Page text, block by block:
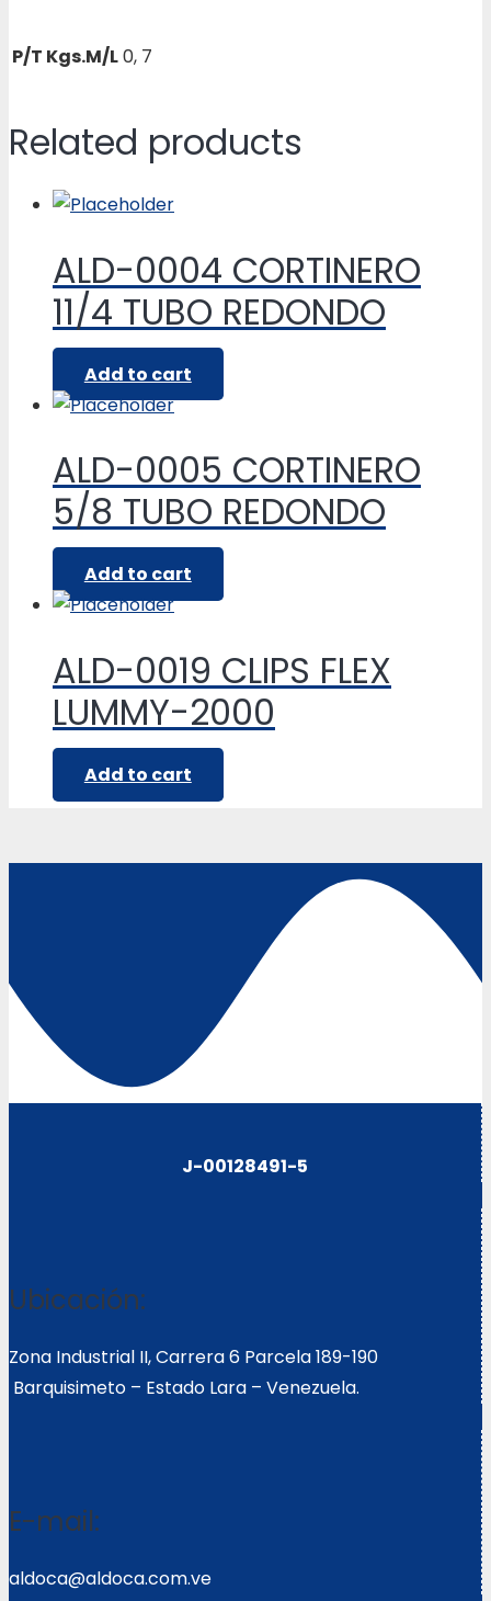
P/T Kgs.M/L0, 7
Related products
ALD-0004 CORTINERO
11/4 TUBO REDONDO
Add to cart
ALD-0005 CORTINERO
5/8 TUBO REDONDO
Add to cart
ALD-0019 CLIPS FLEX
LUMMY-2000
Add to cart
J-00128491-5
Ubicación:
Zona Industrial II, Carrera 6 Parcela 189-190
Barquisimeto – Estado Lara – Venezuela.
E-mail:
aldoca@aldoca.com.ve